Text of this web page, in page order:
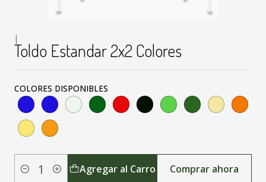
|
Toldo Estandar 2x2 Colores
COLORES DISPONIBLES
Cantidad Agregar al Carro Comprar ahora